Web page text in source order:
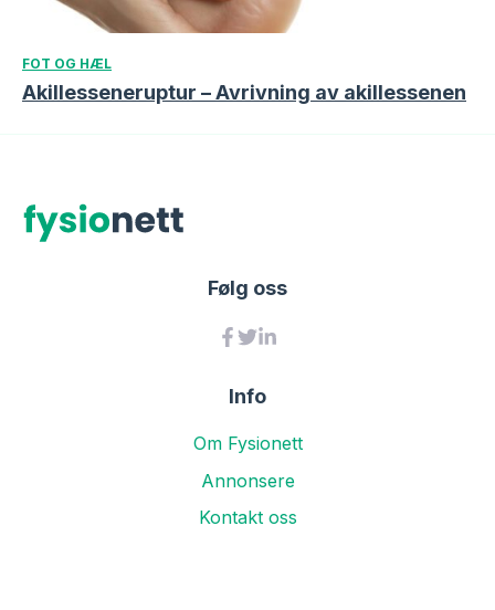
FOT OG HÆL
Akillesseneruptur – Avrivning av akillessenen
Følg oss
Info
Om Fysionett
Annonsere
Kontakt oss